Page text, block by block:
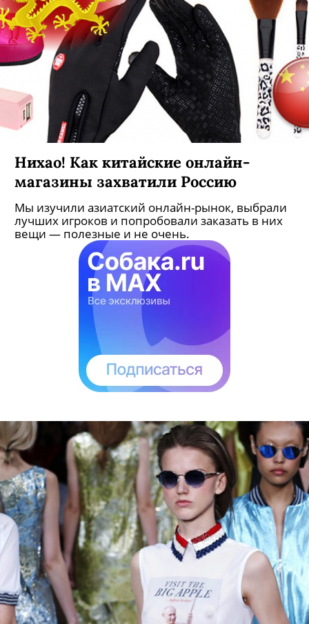
Нихао! Как китайские онлайн-
магазины захватили Россию
Мы изучили азиатский онлайн-рынок, выбрали
лучших игроков и попробовали заказать в них
вещи — полезные и не очень.